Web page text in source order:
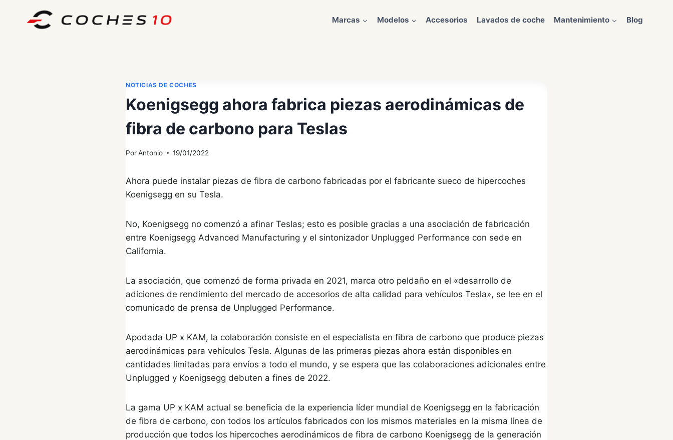
Marcas Modelos Accesorios Lavados de coche Mantenimiento Blog
NOTICIAS DE COCHES
Koenigsegg ahora fabrica piezas aerodinámicas de
fibra de carbono para Teslas
PorAntonio 19/01/2022
Ahora puede instalar piezas de fibra de carbono fabricadas por el fabricante sueco de hipercoches
Koenigsegg en su Tesla.
No, Koenigsegg no comenzó a afinar Teslas; esto es posible gracias a una asociación de fabricación
entre Koenigsegg Advanced Manufacturing y el sintonizador Unplugged Performance con sede en
California.
La asociación, que comenzó de forma privada en 2021, marca otro peldaño en el «desarrollo de
adiciones de rendimiento del mercado de accesorios de alta calidad para vehículos Tesla», se lee en el
comunicado de prensa de Unplugged Performance.
Apodada UP x KAM, la colaboración consiste en el especialista en fibra de carbono que produce piezas
aerodinámicas para vehículos Tesla. Algunas de las primeras piezas ahora están disponibles en
cantidades limitadas para envíos a todo el mundo, y se espera que las colaboraciones adicionales entre
Unplugged y Koenigsegg debuten a fines de 2022.
La gama UP x KAM actual se beneficia de la experiencia líder mundial de Koenigsegg en la fabricación
de fibra de carbono, con todos los artículos fabricados con los mismos materiales en la misma línea de
producción que todos los hipercoches aerodinámicos de fibra de carbono Koenigsegg de la generación